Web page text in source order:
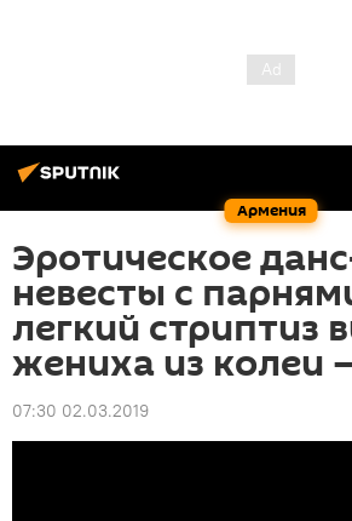
Армения
Эротическое
невесты с
легкий стриптиз
жениха из колеи
07:30 02.03.2019